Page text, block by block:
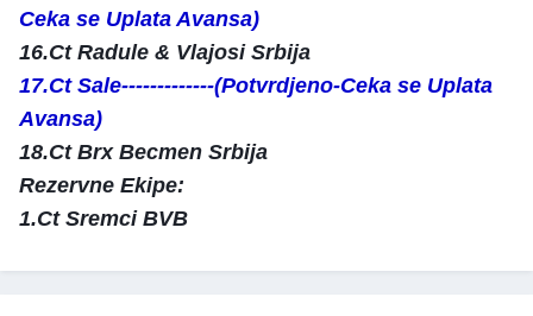
Ceka se Uplata Avansa)
16.Ct Radule & Vlajosi Srbija
17.Ct Sale-------------(Potvrdjeno-Ceka se Uplata
Avansa)
18.Ct Brx Becmen Srbija
Rezervne Ekipe:
1.Ct Sremci BVB